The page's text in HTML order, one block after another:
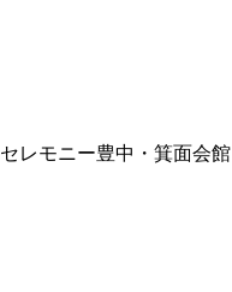
レモニー豊中・箕面会館